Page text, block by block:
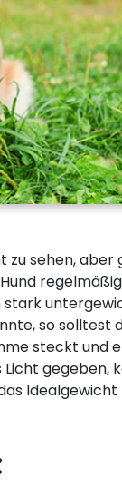
zu sehen, aber
stark
so solltest
steckt und
gegeben,
Idealgewicht